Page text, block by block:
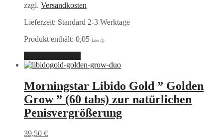
zzgl. Versandkosten
Lieferzeit: Standard 2-3 Werktage
Produkt enthält: 0,05 Liter (l)
Morningstar Libido Gold ” Golden
Grow ” (60 tabs) zur natürlichen
Penisvergrößerung
39,50 €